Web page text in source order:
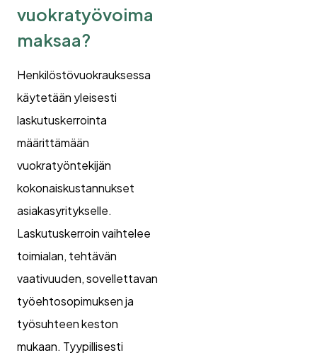
vuokratyövoima
maksaa?
Henkilöstövuokrauksessa
käytetään yleisesti
laskutuskerrointa
määrittämään
vuokratyöntekijän
kokonaiskustannukset
asiakasyritykselle.
Laskutuskerroin vaihtelee
toimialan, tehtävän
vaativuuden, sovellettavan
työehtosopimuksen ja
työsuhteen keston
mukaan. Tyypillisesti